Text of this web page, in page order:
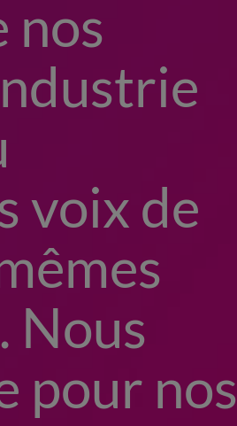
nos
voix de
Nous
pour nos